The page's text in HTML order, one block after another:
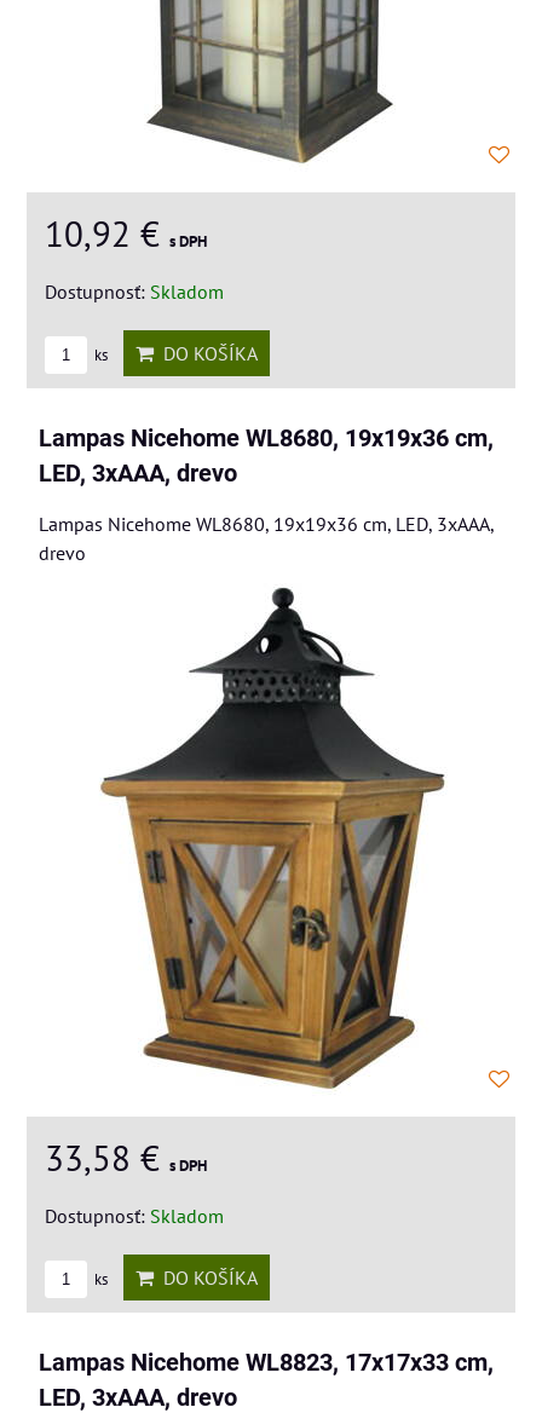
10,92 € s DPH
Dostupnosť: Skladom
ks DO KOŠÍKA
Lampas Nicehome WL8680, 19x19x36 cm,
LED, 3xAAA, drevo
Lampas Nicehome WL8680, 19x19x36 cm, LED, 3xAAA,
drevo
33,58 € s DPH
Dostupnosť: Skladom
ks DO KOŠÍKA
Lampas Nicehome WL8823, 17x17x33 cm,
LED, 3xAAA, drevo